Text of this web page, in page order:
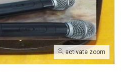
activate zoom